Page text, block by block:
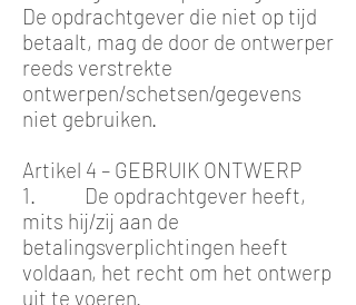
De opdrachtgever die niet op tijd
betaalt, mag de door de ontwerper
reeds verstrekte
ontwerpen/schetsen/gegevens
niet gebruiken.
Artikel 4 – GEBRUIK ONTWERP
1. De opdrachtgever heeft,
mits hij/zij aan de
betalingsverplichtingen heeft
voldaan, het recht om het ontwerp
uit te voeren.